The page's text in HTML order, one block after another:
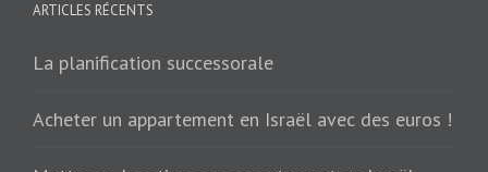
ARTICLES RÉCENTS
La planification successorale
Acheter un appartement en Israël avec des euros !